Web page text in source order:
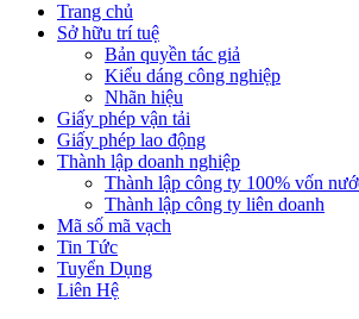
Trang chủ
Sở hữu trí tuệ
Bản quyền tác giả
Kiểu dáng công nghiệp
Nhãn hiệu
Giấy phép vận tải
Giấy phép lao động
Thành lập doanh nghiệp
Thành lập công ty 100% vốn
Thành lập công ty liên doanh
Mã số mã vạch
Tin Tức
Tuyển Dụng
Liên Hệ